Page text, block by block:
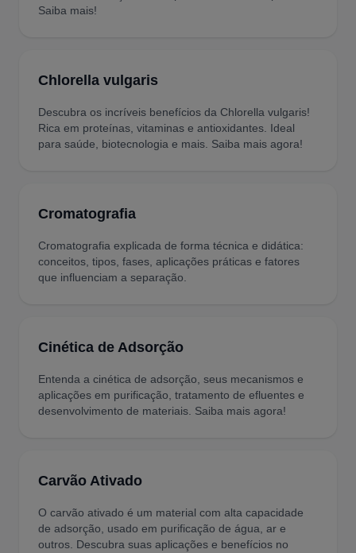
Saiba mais!
Chlorella vulgaris
Descubra os incríveis benefícios da Chlorella vulgaris!
Rica em proteínas, vitaminas e antioxidantes. Ideal
para saúde, biotecnologia e mais. Saiba mais agora!
Cromatografia
Cromatografia explicada de forma técnica e didática:
conceitos, tipos, fases, aplicações práticas e fatores
que influenciam a separação.
Cinética de Adsorção
Entenda a cinética de adsorção, seus mecanismos e
aplicações em purificação, tratamento de efluentes e
desenvolvimento de materiais. Saiba mais agora!
Carvão Ativado
O carvão ativado é um material com alta capacidade
de adsorção, usado em purificação de água, ar e
outros. Descubra suas aplicações e benefícios no